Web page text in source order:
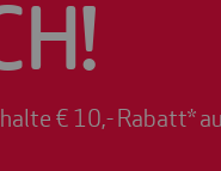
€ 10,- Rabatt*